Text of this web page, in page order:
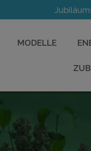
25
25
MODELLE